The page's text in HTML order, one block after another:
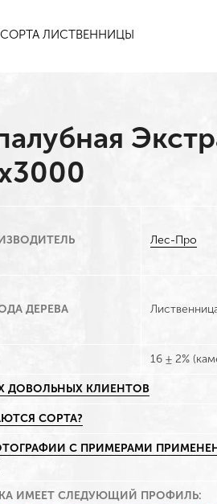
СОРТА ЛИСТВЕННИЦЫ
Лес-Про
ДЕРЕВА
16 ± 2%
ДОВОЛЬНЫХ КЛИЕНТОВ
СОРТА?
С ПРИМЕРАМИ
ИМЕЕТ СЛЕДУЮЩИЙ ПРОФИЛЬ: